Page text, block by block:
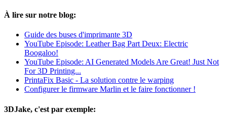
À lire sur notre blog:
Guide des buses d'imprimante 3D
YouTube Episode: Leather Bag Part Deux: Electric
Boogaloo!
YouTube Episode: AI Generated Models Are Great! Just Not
For 3D Printing...
PrintaFix Basic - La solution contre le warping
Configurer le firmware Marlin et le faire fonctionner !
3DJake, c'est par exemple: